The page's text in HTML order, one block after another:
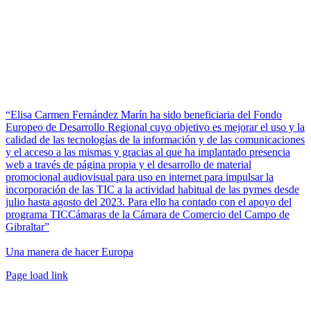
“Elisa Carmen Fernández Marín ha sido beneficiaria del Fondo
Europeo de Desarrollo Regional cuyo objetivo es mejorar el uso y la
calidad de las tecnologías de la información y de las comunicaciones
y el acceso a las mismas y gracias al que ha implantado presencia
web a través de página propia y el desarrollo de material
promocional audiovisual para uso en internet para impulsar la
incorporación de las TIC a la actividad habitual de las pymes desde
julio hasta agosto del 2023. Para ello ha contado con el apoyo del
programa TICCámaras de la Cámara de Comercio del Campo de
Gibraltar”
Una manera de hacer Europa
Facebook
Twitter
Instagram
Pinterest
Page load link